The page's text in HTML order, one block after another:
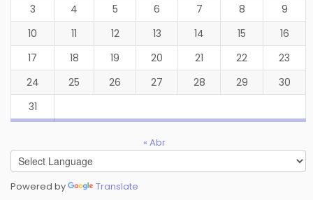
3
4 5 6 7 8
9
10
11 12 13 14 15
16
17
18 19 20 21 22
23
24
25 26 27 28 29
30
31
« Abr
Powered by Translate